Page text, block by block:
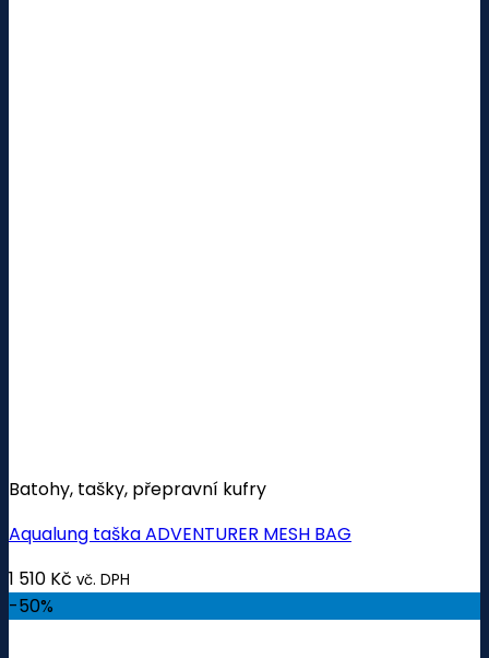
Batohy, tašky, přepravní kufry
Aqualung taška ADVENTURER MESH BAG
1 510 Kč vč. DPH
-50%